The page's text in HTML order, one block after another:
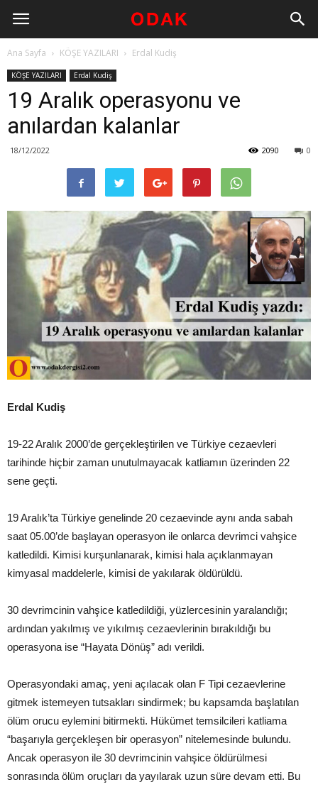
Ana Sayfa KÖŞE YAZILARI Erdal Kudiş
KÖŞE YAZILARI Erdal Kudiş
19 Aralık operasyonu ve
anılardan kalanlar
18/12/2022 0
2090
Erdal Kudiş
19-22 Aralık 2000’de gerçekleştirilen ve Türkiye cezaevleri
tarihinde hiçbir zaman unutulmayacak katliamın üzerinden 22
sene geçti.
19 Aralık’ta Türkiye genelinde 20 cezaevinde aynı anda sabah
saat 05.00’de başlayan operasyon ile onlarca devrimci vahşice
katledildi. Kimisi kurşunlanarak, kimisi hala açıklanmayan
kimyasal maddelerle, kimisi de yakılarak öldürüldü.
30 devrimcinin vahşice katledildiği, yüzlercesinin yaralandığı;
ardından yakılmış ve yıkılmış cezaevlerinin bırakıldığı bu
operasyona ise “Hayata Dönüş” adı verildi.
Operasyondaki amaç, yeni açılacak olan F Tipi cezaevlerine
gitmek istemeyen tutsakları sindirmek; bu kapsamda başlatılan
ölüm orucu eylemini bitirmekti. Hükümet temsilcileri katliama
“başarıyla gerçekleşen bir operasyon” nitelemesinde bulundu.
Ancak operasyon ile 30 devrimcinin vahşice öldürülmesi
sonrasında ölüm oruçları da yayılarak uzun süre devam etti. Bu